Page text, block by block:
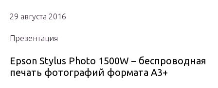
29 августа 2016
Презентация
Epson Stylus Photo 1500W – беспроводная
печать фотографий формата А3+